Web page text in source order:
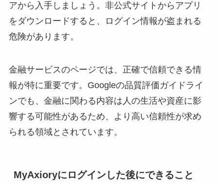
アから入手しましょう。非公式サイトからアプリ
をダウンロードすると、ログイン情報が盗まれる
危険があります。
金融サービスのページでは、正確で信頼できる情
報が特に重要です。Googleの品質評価ガイドライ
ンでも、金融に関わる内容は人の生活や資産に影
響する可能性があるため、より高い信頼性が求め
られる領域とされています。
MyAxioryにログインした後にできること